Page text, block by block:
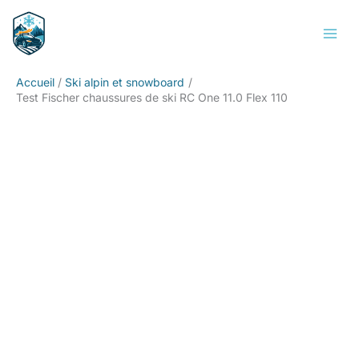
contenu
Accueil
Ski alpin et snowboard
Test Fischer chaussures de ski RC One 11.0 Flex 110
Rechercher